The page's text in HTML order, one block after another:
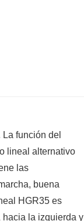
función del
lineal alternativo
las
buena
HGR35 es
hacia la izquierda y